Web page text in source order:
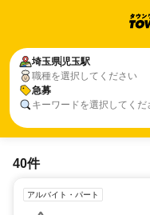
埼玉県 児玉駅
職種を選択してください
急募
キーワードを選択してくだ
40件
アルバイト・パート